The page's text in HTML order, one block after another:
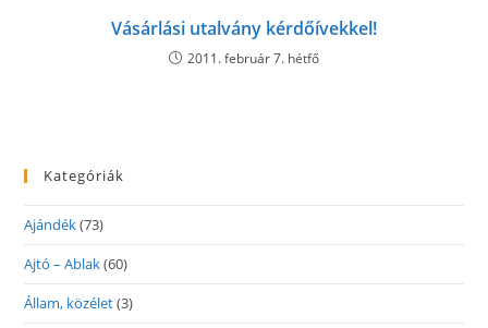
Vásárlási utalvány kérdőívekkel!
2011. február 7. hétfő
Kategóriák
Ajándék(73)
Ajtó – Ablak(60)
Állam, közélet(3)